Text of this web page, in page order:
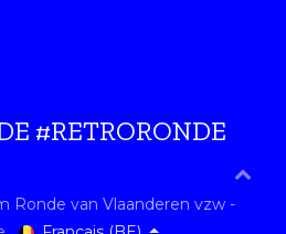
#RETRORONDE
Ronde van Vlaanderen vzw -